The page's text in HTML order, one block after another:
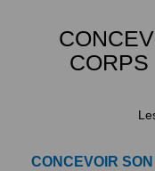
CONCEVOIR